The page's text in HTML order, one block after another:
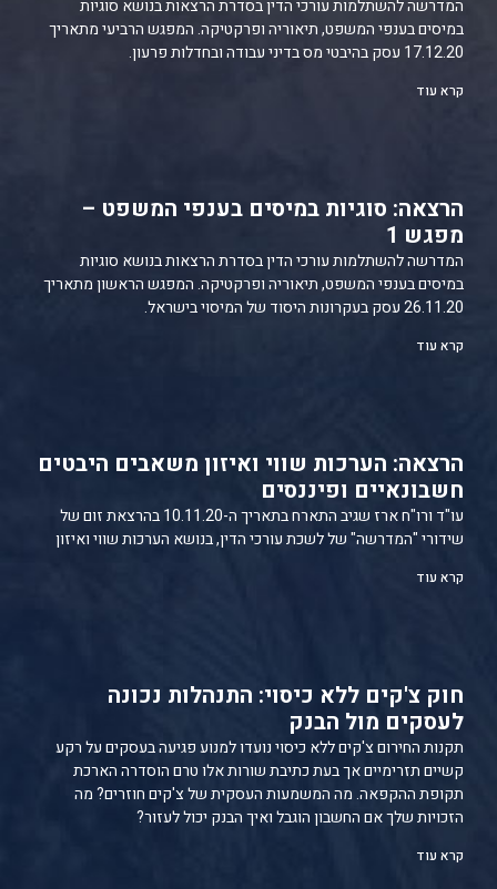
המדרשה להשתלמות עורכי הדין בסדרת הרצאות בנושא סוגיות
במיסים בענפי המשפט, תיאוריה ופרקטיקה. המפגש הרביעי מתאריך
17.12.20 עסק בהיבטי מס בדיני עבודה ובחדלות פרעון.
קרא עוד
הרצאה: סוגיות במיסים בענפי המשפט –
מפגש 1
המדרשה להשתלמות עורכי הדין בסדרת הרצאות בנושא סוגיות
במיסים בענפי המשפט, תיאוריה ופרקטיקה. המפגש הראשון מתאריך
26.11.20 עסק בעקרונות היסוד של המיסוי בישראל.
קרא עוד
הרצאה: הערכות שווי ואיזון משאבים היבטים
חשבונאיים ופיננסים
עו"ד ורו"ח ארז שגיב התארח בתאריך ה-10.11.20 בהרצאת זום של
שידורי "המדרשה" של לשכת עורכי הדין, בנושא הערכות שווי ואיזון
קרא עוד
חוק צ'קים ללא כיסוי: התנהלות נכונה
לעסקים מול הבנק
תקנות החירום צ'קים ללא כיסוי נועדו למנוע פגיעה בעסקים על רקע
קשיים תזרימיים אך בעת כתיבת שורות אלו טרם הוסדרה הארכת
תקופת ההקפאה. מה המשמעות העסקית של צ'קים חוזרים? מה
הזכויות שלך אם החשבון הוגבל ואיך הבנק יכול לעזור?
קרא עוד